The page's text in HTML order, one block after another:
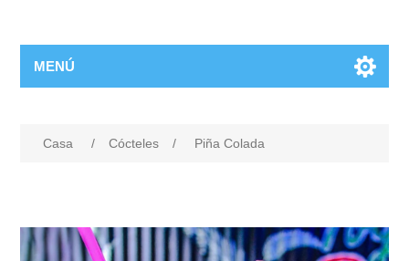
MENÚ
Casa / Cócteles / Piña Colada